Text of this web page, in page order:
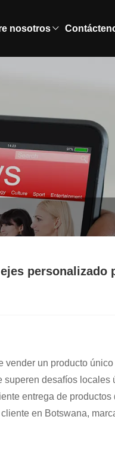
nosotros
personalizado
un producto
desafíos locales
entrega de productos
en Botswana,